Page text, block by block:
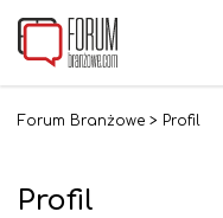
Forum Branżowe > Profil
Profil